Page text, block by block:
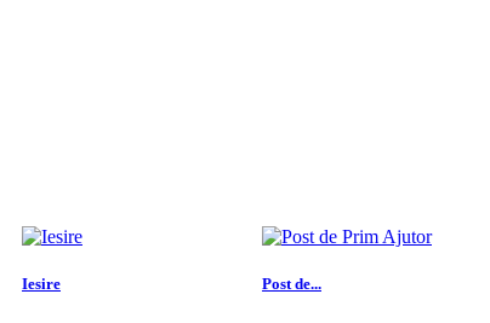
Iesire Post de...